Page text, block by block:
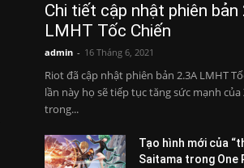
Chi tiết cập nhật phiên bản
LMHT Tốc Chiến
admin - 16 Tháng 6, 2021
Riot đã cập nhật phiên bản 2.3A LMHT
lần này họ sẽ tiếp tục tăng sức mạnh của
trong...
Tạo hình mới của
Saitama trong One